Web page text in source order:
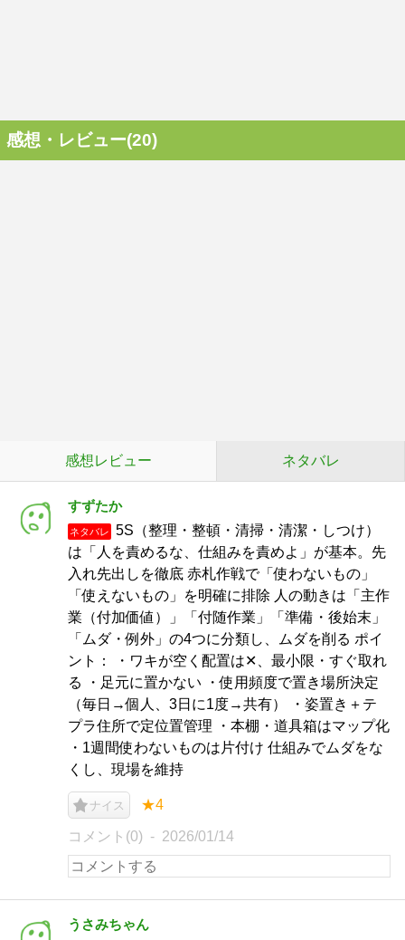
感想・レビュー(20)
感想レビュー ネタバレ
すずたか
ネタバレ
5S（整理・整頓・清掃・清潔・しつけ）
は「人を責めるな、仕組みを責めよ」が基本。先
入れ先出しを徹底 赤札作戦で「使わないもの」
「使えないもの」を明確に排除 人の動きは「主作
業（付加価値）」「付随作業」「準備・後始末」
「ムダ・例外」の4つに分類し、ムダを削る ポイ
ント： ・ワキが空く配置は✕、最小限・すぐ取れ
る ・足元に置かない ・使用頻度で置き場所決定
（毎日→個人、3日に1度→共有） ・姿置き＋テ
プラ住所で定位置管理 ・本棚・道具箱はマップ化
・1週間使わないものは片付け 仕組みでムダをな
くし、現場を維持
ナイス ★4
コメント(0) 2026/01/14
うさみちゃん